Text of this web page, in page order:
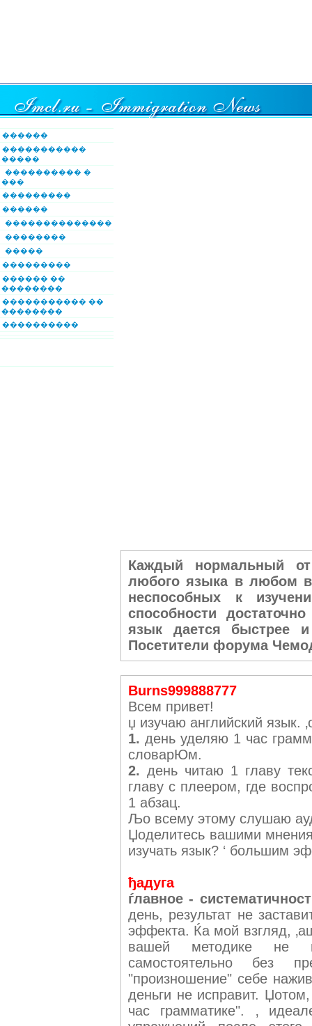
������
�����������
�����
���������� �
���
���������
������
��������������
��������
�����
���������
������ ��
��������
����������� ��
��������
����������
Каждый нормальный
любого языка в любом
неспособных к
способности
язык дается быстрее
Посетители форума
Burns999888777
Всем привет!
џ изучаю английский язык.
1. день уделяю 1 час
словарЮм.
2. день читаю 1 главу
главу с плеером, где
1 абзац.
Љо всему этому слушаю
Џоделитесь вашими
изучать язык? ‘ большим
ђадуга
ѓлавное -
день, результат не
эффекта. Ќа мой взгляд,
вашей методике не
самостоятельно без
"произношение" себе
деньги не исправит.
час грамматике". ‚